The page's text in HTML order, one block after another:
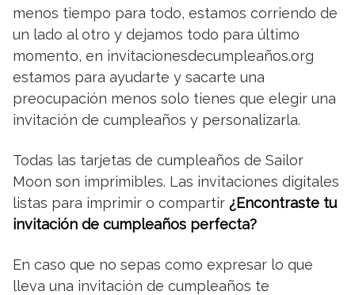
menos tiempo para todo, estamos corriendo de
un lado al otro y dejamos todo para último
momento, en invitacionesdecumpleaños.org
estamos para ayudarte y sacarte una
preocupación menos solo tienes que elegir una
invitación de cumpleaños y personalizarla.
Todas las tarjetas de cumpleaños de Sailor
Moon son imprimibles. Las invitaciones digitales
listas para imprimir o compartir ¿Encontraste tu
invitación de cumpleaños perfecta?
En caso que no sepas como expresar lo que
lleva una invitación de cumpleaños te